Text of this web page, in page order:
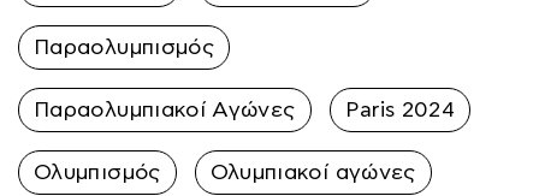
Παραολυμπισμός
Παραολυμπιακοί Αγώνες Paris 2024
Ολυμπισμός Ολυμπιακοί αγώνες